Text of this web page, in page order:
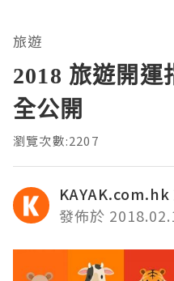
旅遊
2018 旅遊開
全公開
瀏覽次數:2207
KAYAK.com.hk
發佈於